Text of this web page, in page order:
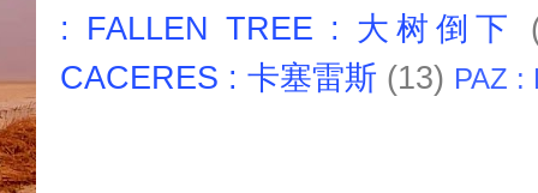
: FALLEN TREE : 大树倒下
CACERES : 卡塞雷斯 (13) PAZ :